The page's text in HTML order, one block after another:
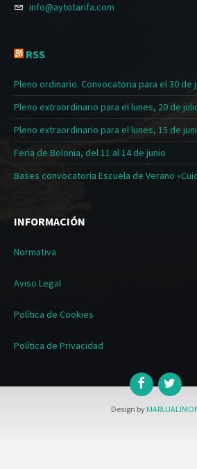
info@aytotarifa.com
RSS
Pleno ordinario. Convocatoria para el 30 de
Pleno extraordinario para el lunes, 20 de
Pleno extraordinario para el lunes, 15 de
Feria de Bolonia, del 11 al 14 de junio
Bases convocatoria Escuela de Verano
INFORMACIÓN
Normativa
Aviso Legal
Política de Cookies
Política de Privacidad
Design by